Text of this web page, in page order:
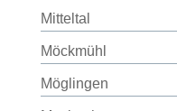
Mitteltal
Möckmühl
Möglingen